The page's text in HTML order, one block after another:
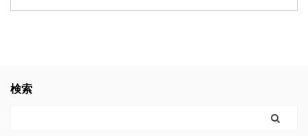
これ見てたら、恐らく人
なかったと思う。 もっと
神的に疲労して夫婦喧嘩
ヨハク我が家の水筒も、
社から 間取りの無料プラ
検索